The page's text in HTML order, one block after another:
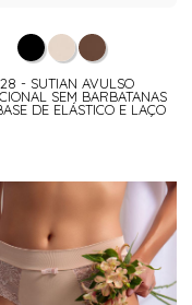
- SUTIAN AVULSO
SEM BARBATANAS
DE ELÁSTICO E LAÇO